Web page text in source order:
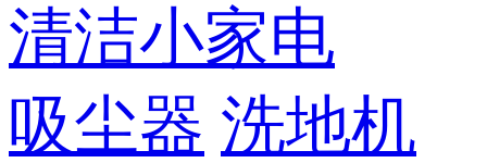
清洁小家电
吸尘器 洗地机